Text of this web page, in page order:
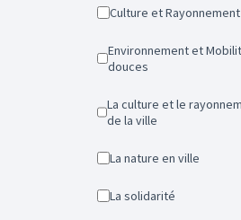
Culture et Rayonnement
Environnement et Mobilités
douces
La culture et le rayonnement
de la ville
La nature en ville
La solidarité